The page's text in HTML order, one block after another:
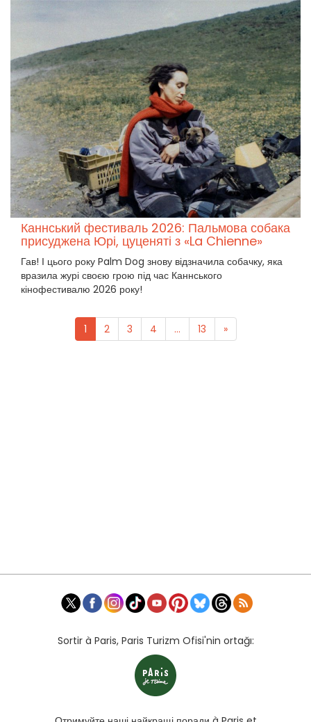
Каннський фестиваль 2026: Пальмова собака
присуджена Юрі, цуценяті з «La Chienne»
Гав! І цього року Palm Dog знову відзначила собачку, яка
вразила журі своєю грою під час Каннського
кінофестивалю 2026 року!
1 2 3 4 ... 13 »
Sortir à Paris, Paris Turizm Ofisi'nin ortağı: